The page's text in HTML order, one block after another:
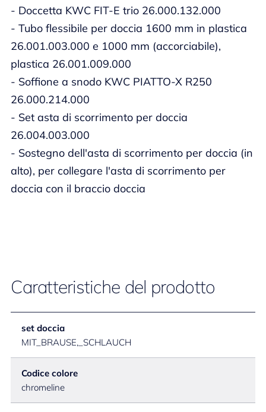
- Doccetta KWC FIT-E trio 26.000.132.000
- Tubo flessibile per doccia 1600 mm in plastica
26.001.003.000 e 1000 mm (accorciabile),
plastica 26.001.009.000
- Soffione a snodo KWC PIATTO-X R250
26.000.214.000
- Set asta di scorrimento per doccia
26.004.003.000
- Sostegno dell'asta di scorrimento per doccia (in
alto), per collegare l'asta di scorrimento per
doccia con il braccio doccia
Caratteristiche del prodotto
set doccia
MIT_BRAUSE,_SCHLAUCH
Codice colore
chromeline